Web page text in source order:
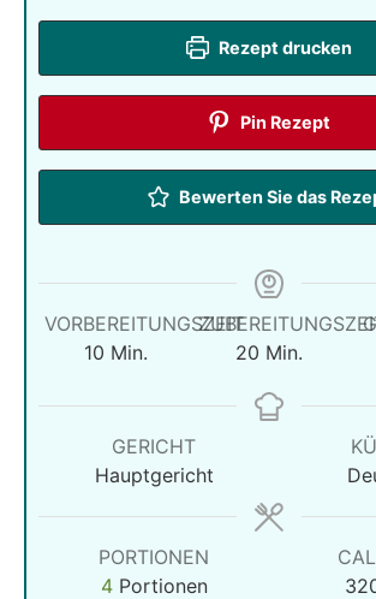
Rezept drucken
Pin Rezept
Bewerten Sie das
VORBEREITUNGSZEIT
10Minuten
Min.
20 Minuten
Min.
GERICHT
Hauptgericht
PORTIONEN
4 Portionen